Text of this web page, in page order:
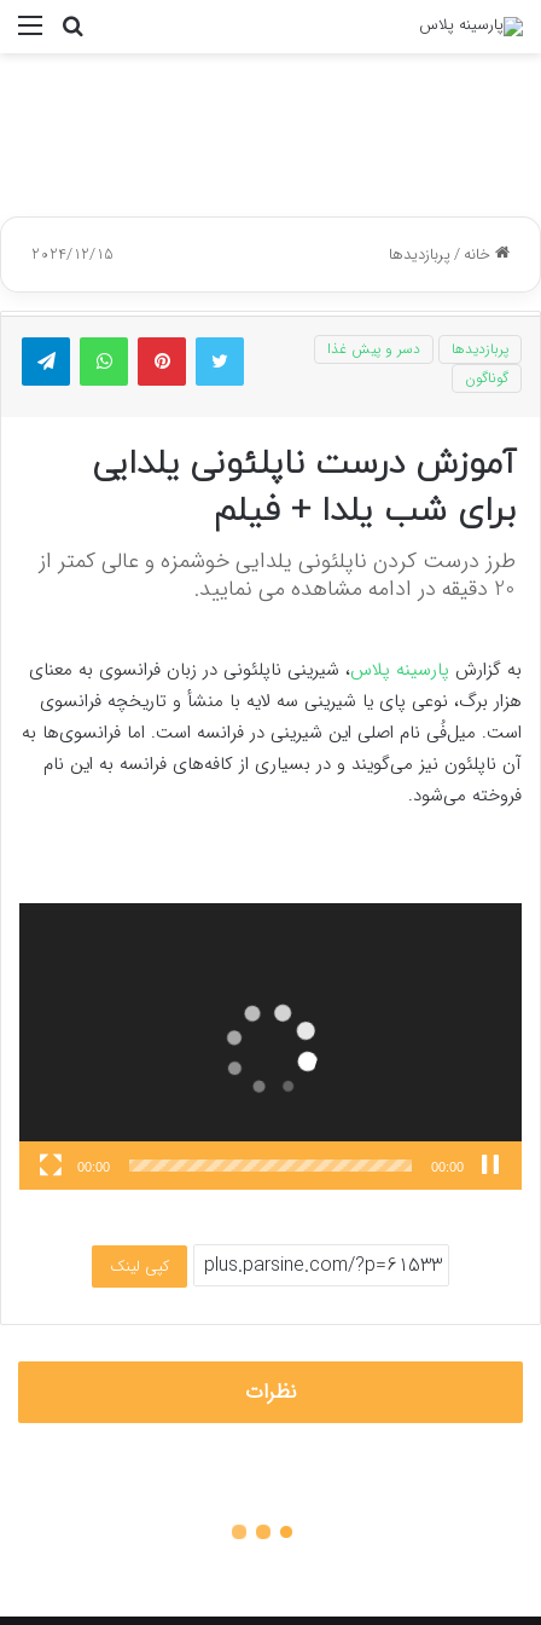
جستجو
خانه/پربازدیدها 2024/12/15
توییتر پینتریستواتس آپ
پربازدیدها
دسر و پیش غذا
گوناگون
آموزش درست ناپلئونی یلدایی
برای شب یلدا + فیلم
طرز درست کردن ناپلئونی یلدایی خوشمزه و عالی کمتر از
20 دقیقه در ادامه مشاهده می نمایید.
به گزارش پارسینه پلاس، شیرینی ناپلئونی در زبان فرانسوی به معنای
هزار برگ، نوعی پای یا شیرینی سه لایه با منشأ و تاریخچه فرانسوی
است. میل‌فُی نام اصلی این شیرینی در فرانسه است. اما فرانسوی‌ها به
آن ناپلئون نیز می‌گویند و در بسیاری از کافه‌های فرانسه به این نام
فروخته می‌شود.
00:00
00:00
کپی لینک
نظرات